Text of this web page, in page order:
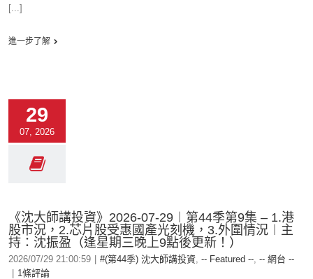
[...]
進一步了解
29
07, 2026
《沈大師講投資》2026-07-29︱第44季第9集 – 1.港
股市況，2.芯片股受惠國產光刻機，3.外圍情況︱主
持：沈振盈（逢星期三晚上9點後更新！）
2026/07/29 21:00:59 #(第44季) 沈大師講投資, -- Featured --, -- 網台 --
1條評論